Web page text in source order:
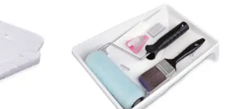
artikelnummer: